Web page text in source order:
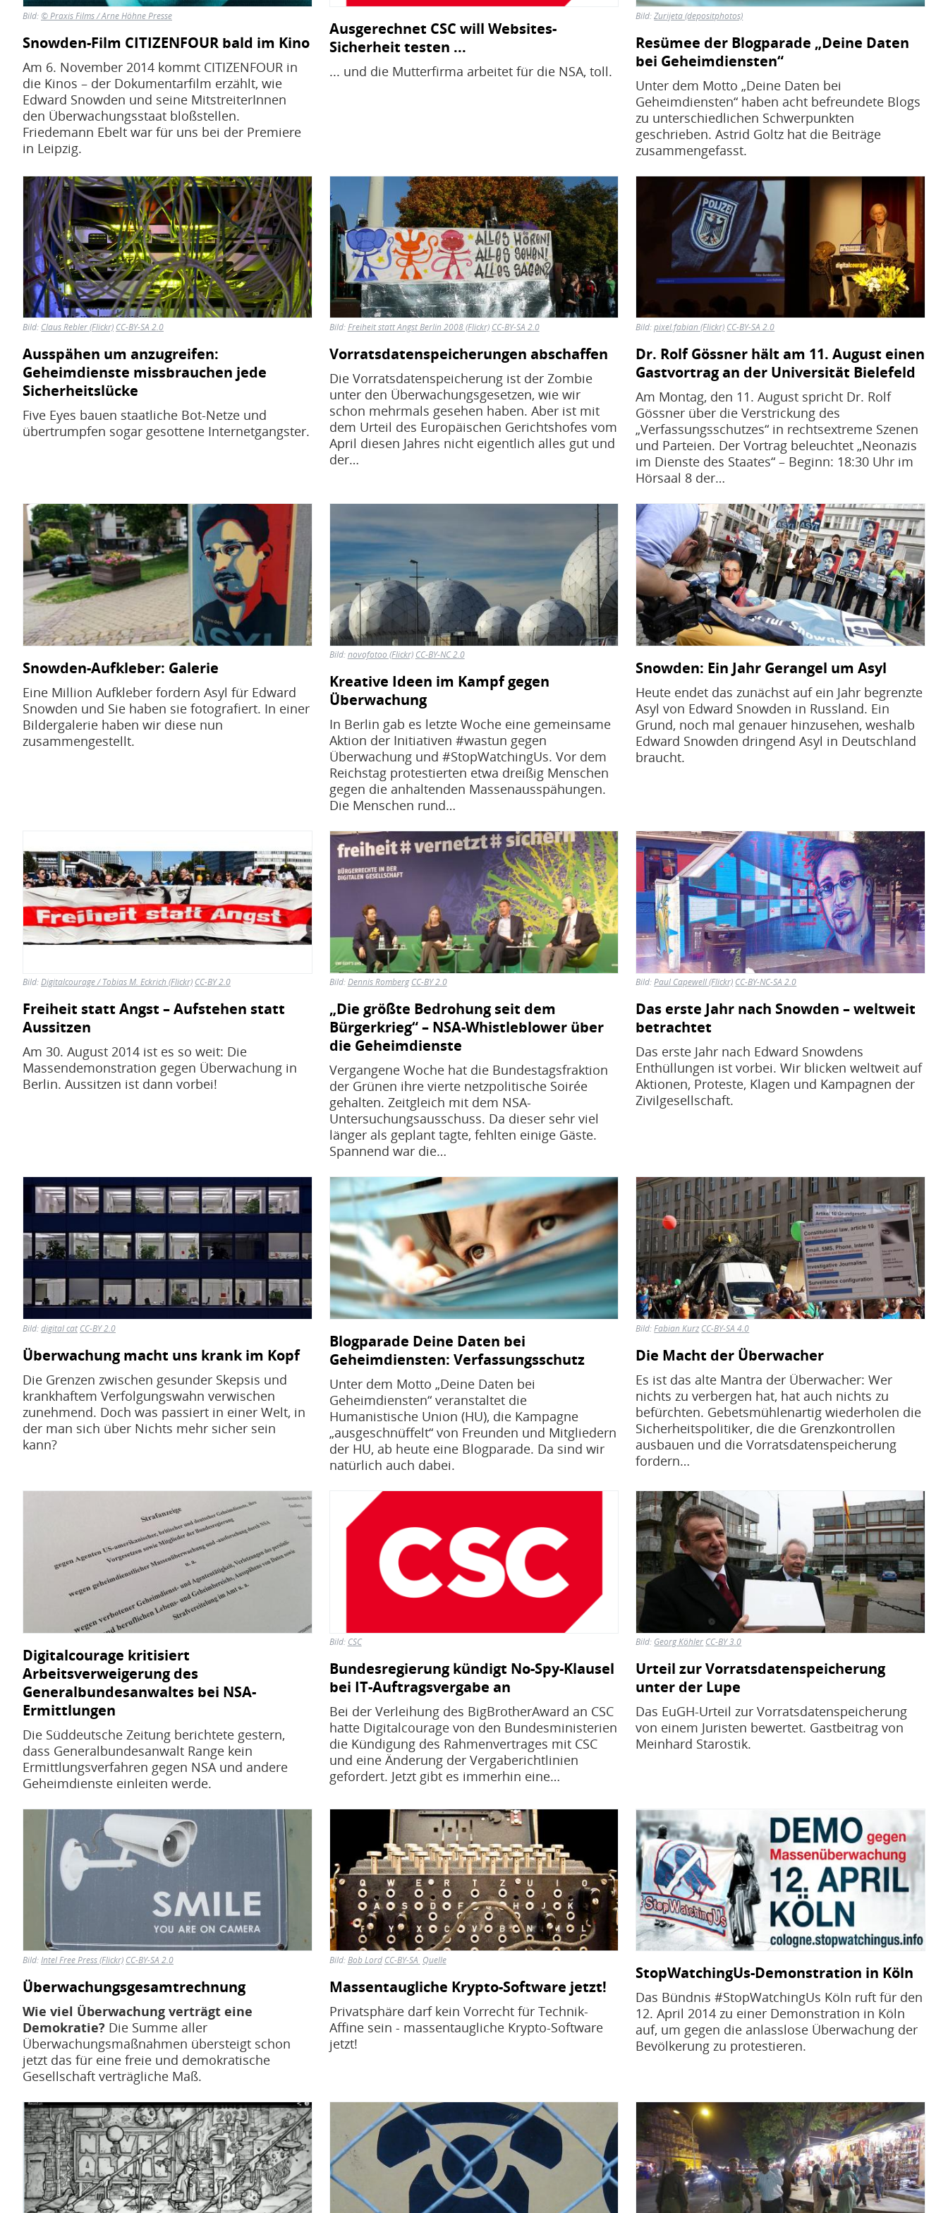
Bild: © Praxis Films / Arne Höhne Presse
Snowden-Film CITIZENFOUR bald im Kino
Am 6. November 2014 kommt CITIZENFOUR in
die Kinos – der Dokumentarfilm erzählt, wie
Edward Snowden und seine MitstreiterInnen
den Überwachungsstaat bloßstellen.
Friedemann Ebelt war für uns bei der Premiere
in Leipzig.
Ausgerechnet CSC will Websites-
Sicherheit testen ...
... und die Mutterfirma arbeitet für die NSA, toll.
Bild:Zurijeta (depositphotos)
Resümee der Blogparade „Deine Daten
bei Geheimdiensten“
Unter dem Motto „Deine Daten bei
Geheimdiensten“ haben acht befreundete Blogs
zu unterschiedlichen Schwerpunkten
geschrieben. Astrid Goltz hat die Beiträge
zusammengefasst.
Bild
Bild: Claus Rebler (Flickr) CC-BY-SA 2.0
Ausspähen um anzugreifen:
Geheimdienste missbrauchen jede
Sicherheitslücke
Five Eyes bauen staatliche Bot-Netze und
übertrumpfen sogar gesottene Internetgangster.
Bild
Bild:Freiheit statt Angst Berlin 2008 (Flickr) CC-BY-SA 2.0
Vorratsdatenspeicherungen abschaffen
Die Vorratsdatenspeicherung ist der Zombie
unter den Überwachungsgesetzen, wie wir
schon mehrmals gesehen haben. Aber ist mit
dem Urteil des Europäischen Gerichtshofes vom
April diesen Jahres nicht eigentlich alles gut und
der…
Bild
Bild:pixel.fabian (Flickr) CC-BY-SA 2.0
Dr. Rolf Gössner hält am 11. August einen
Gastvortrag an der Universität Bielefeld
Am Montag, den 11. August spricht Dr. Rolf
Gössner über die Verstrickung des
„Verfassungsschutzes“ in rechtsextreme Szenen
und Parteien. Der Vortrag beleuchtet „Neonazis
im Dienste des Staates“ – Beginn: 18:30 Uhr im
Hörsaal 8 der…
Bild
Snowden-Aufkleber: Galerie
Eine Million Aufkleber fordern Asyl für Edward
Snowden und Sie haben sie fotografiert. In einer
Bildergalerie haben wir diese nun
zusammengestellt.
Bild
Bild:novofotoo (Flickr) CC-BY-NC 2.0
Kreative Ideen im Kampf gegen
Überwachung
In Berlin gab es letzte Woche eine gemeinsame
Aktion der Initiativen #wastun gegen
Überwachung und #StopWatchingUs. Vor dem
Reichstag protestierten etwa dreißig Menschen
gegen die anhaltenden Massenausspähungen.
Die Menschen rund…
Bild
Snowden: Ein Jahr Gerangel um Asyl
Heute endet das zunächst auf ein Jahr begrenzte
Asyl von Edward Snowden in Russland. Ein
Grund, noch mal genauer hinzusehen, weshalb
Edward Snowden dringend Asyl in Deutschland
braucht.
Bild:Digitalcourage / Tobias M. Eckrich (Flickr) CC-BY 2.0
Freiheit statt Angst – Aufstehen statt
Aussitzen
Am 30. August 2014 ist es so weit: Die
Massendemonstration gegen Überwachung in
Berlin. Aussitzen ist dann vorbei!
Bild
Bild:Dennis Romberg CC-BY 2.0
„Die größte Bedrohung seit dem
Bürgerkrieg“ – NSA-Whistleblower über
die Geheimdienste
Vergangene Woche hat die Bundestagsfraktion
der Grünen ihre vierte netzpolitische Soirée
gehalten. Zeitgleich mit dem NSA-
Untersuchungsausschuss. Da dieser sehr viel
länger als geplant tagte, fehlten einige Gäste.
Spannend war die…
Bild
Bild:Paul Capewell (Flickr) CC-BY-NC-SA 2.0
Das erste Jahr nach Snowden – weltweit
betrachtet
Das erste Jahr nach Edward Snowdens
Enthüllungen ist vorbei. Wir blicken weltweit auf
Aktionen, Proteste, Klagen und Kampagnen der
Zivilgesellschaft.
Bild
Bild:digital cat CC-BY 2.0
Überwachung macht uns krank im Kopf
Die Grenzen zwischen gesunder Skepsis und
krankhaftem Verfolgungswahn verwischen
zunehmend. Doch was passiert in einer Welt, in
der man sich über Nichts mehr sicher sein
kann?
Bild
Blogparade Deine Daten bei
Geheimdiensten: Verfassungsschutz
Unter dem Motto „Deine Daten bei
Geheimdiensten“ veranstaltet die
Humanistische Union (HU), die Kampagne
„ausgeschnüffelt“ von Freunden und Mitgliedern
der HU, ab heute eine Blogparade. Da sind wir
natürlich auch dabei.
Bild
Bild:Fabian Kurz CC-BY-SA 4.0
Die Macht der Überwacher
Es ist das alte Mantra der Überwacher: Wer
nichts zu verbergen hat, hat auch nichts zu
befürchten. Gebetsmühlenartig wiederholen die
Sicherheitspolitiker, die die Grenzkontrollen
ausbauen und die Vorratsdatenspeicherung
fordern…
Bild
Digitalcourage kritisiert
Arbeitsverweigerung des
Generalbundesanwaltes bei NSA-
Ermittlungen
Die Süddeutsche Zeitung berichtete gestern,
dass Generalbundesanwalt Range kein
Ermittlungsverfahren gegen NSA und andere
Geheimdienste einleiten werde.
Bild: CSC
Bundesregierung kündigt No-Spy-Klausel
bei IT-Auftragsvergabe an
Bei der Verleihung des BigBrotherAward an CSC
hatte Digitalcourage von den Bundesministerien
die Kündigung des Rahmenvertrages mit CSC
und eine Änderung der Vergaberichtlinien
gefordert. Jetzt gibt es immerhin eine…
Bild
Bild: Georg Köhler CC-BY 3.0
Urteil zur Vorratsdatenspeicherung
unter der Lupe
Das EuGH-Urteil zur Vorratsdatenspeicherung
von einem Juristen bewertet. Gastbeitrag von
Meinhard Starostik.
Bild
Bild:Intel Free Press (Flickr) CC-BY-SA 2.0
Überwachungsgesamtrechnung
Wie viel Überwachung verträgt eine
Demokratie? Die Summe aller
Überwachungsmaßnahmen übersteigt schon
jetzt das für eine freie und demokratische
Gesellschaft verträgliche Maß.
Bild
Bild:Bob Lord CC-BY-SA Quelle
Massentaugliche Krypto-Software jetzt!
Privatsphäre darf kein Vorrecht für Technik-
Affine sein - massentaugliche Krypto-Software
jetzt!
Bild
StopWatchingUs-Demonstration in Köln
Das Bündnis #StopWatchingUs Köln ruft für den
12. April 2014 zu einer Demonstration in Köln
auf, um gegen die anlasslose Überwachung der
Bevölkerung zu protestieren.
Bild Bild Bild